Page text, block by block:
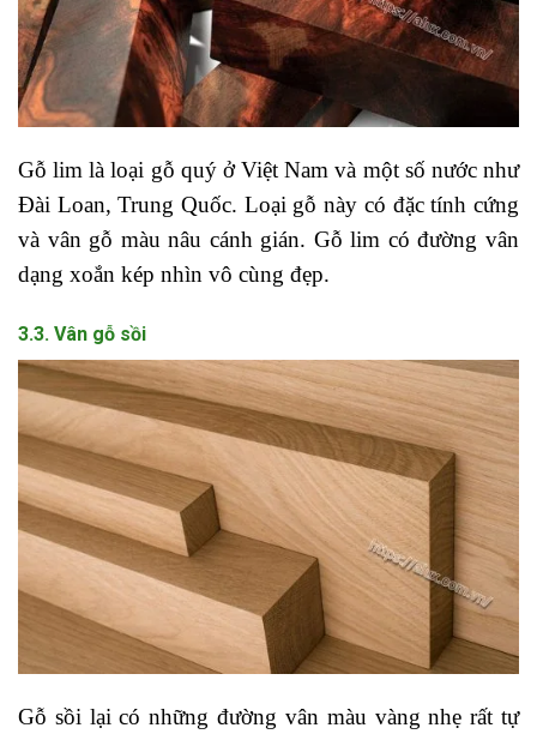
Gỗ lim là loại gỗ quý ở Việt Nam và một số nước như
Đài Loan, Trung Quốc. Loại gỗ này có đặc tính cứng
và vân gỗ màu nâu cánh gián. Gỗ lim có đường vân
dạng xoắn kép nhìn vô cùng đẹp.
3.3. Vân gỗ sồi
Gỗ sồi lại có những đường vân màu vàng nhẹ rất tự